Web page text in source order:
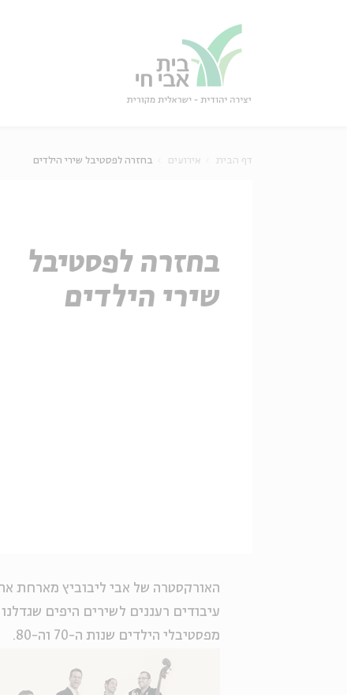
דף הבית אירועים בחזרה לפסטיבל שירי הילדים
בחזרה לפסטיבל
שירי הילדים
האורקסטרה של אבי ליבוביץ מארחת
עיבודים רעננים לשירים היפים
מפסטיבלי הילדים שנות ה-70 וה-80.